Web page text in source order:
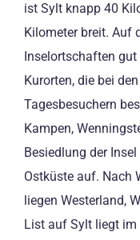
ist Sylt knapp 40
Kilometer breit. Auf
Inselortschaften gut
Kurorten, die bei
Tagesbesuchern
Kampen,
Besiedlung der
Ostküste auf. Nach
liegen Westerland,
List auf Sylt liegt im